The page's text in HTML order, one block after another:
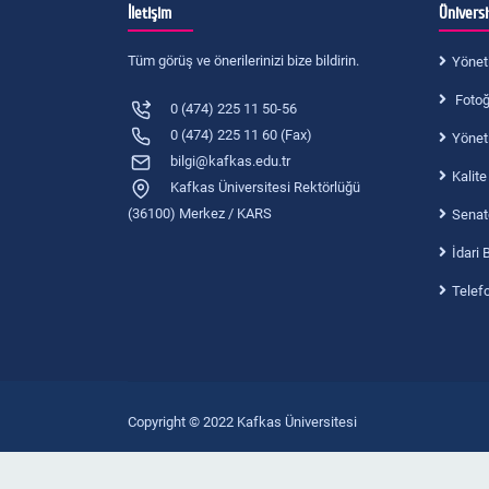
İletişim
Tüm görüş ve önerilerinizi bize bildirin.
0 (474) 225 11 50-56
0 (474) 225 11 60 (Fax)
bilgi@kafkas.edu.tr
Kafkas Üniversitesi Rektörlüğü
(36100) Merkez / KARS
İdari
Copyright © 2022 Kafkas Üniversitesi